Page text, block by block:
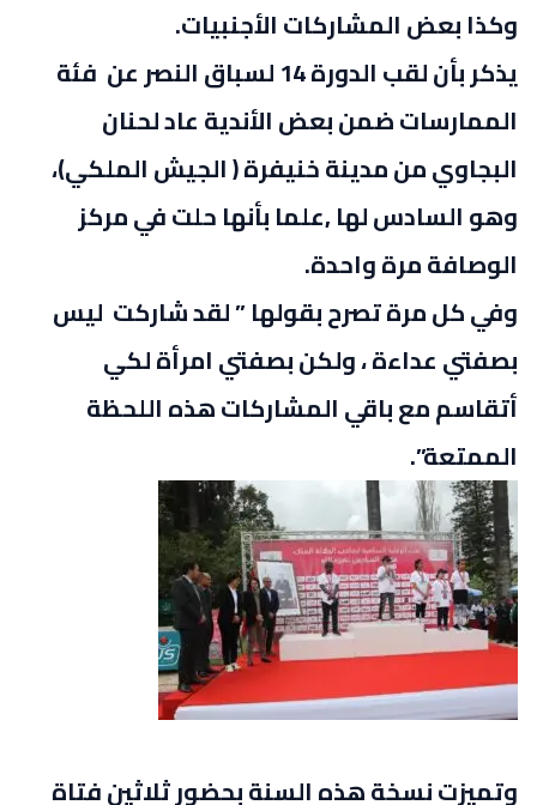
وكذا بعض المشاركات الأجنبيات.
يذكر بأن لقب الدورة 14 لسباق النصر عن فئة
الممارسات ضمن بعض الأندية عاد لحنان
البجاوي من مدينة خنيفرة ( الجيش الملكي)،
وهو السادس لها ,علما بأنها حلت في مركز
الوصافة مرة واحدة.
وفي كل مرة تصرح بقولها ” لقد شاركت ليس
بصفتي عداءة ، ولكن بصفتي امرأة لكي
أتقاسم مع باقي المشاركات هذه اللحظة
الممتعة”.
وتميزت نسخة هذه السنة بحضور ثلاثين فتاة